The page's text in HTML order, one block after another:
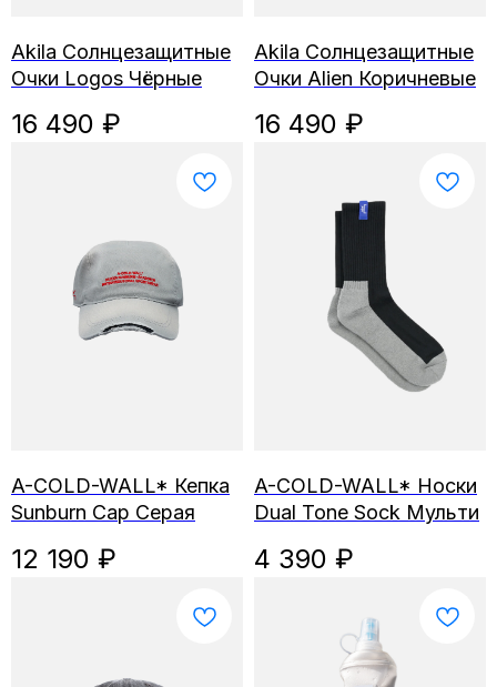
Akila Солнцезащитные
Очки Logos Чёрные
16 490 ₽
Akila Солнцезащитные
Очки Alien Коричневые
16 490 ₽
A-COLD-WALL* Кепка
Sunburn Cap Серая
12 190 ₽
A-COLD-WALL* Носки
Dual Tone Sock Мульти
4 390 ₽